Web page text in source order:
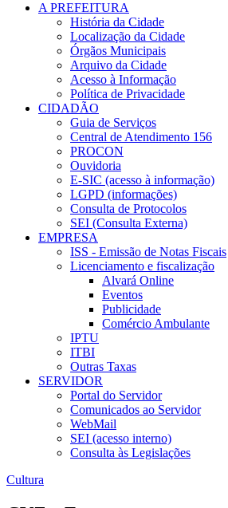
A PREFEITURA
História da Cidade
Localização da Cidade
Órgãos Municipais
Arquivo da Cidade
Acesso à Informação
Política de Privacidade
CIDADÃO
Guia de Serviços
Central de Atendimento 156
PROCON
Ouvidoria
E-SIC (acesso à informação)
LGPD (informações)
Consulta de Protocolos
SEI (Consulta Externa)
EMPRESA
ISS - Emissão de Notas Fiscais
Licenciamento e fiscalização
Alvará Online
Eventos
Publicidade
Comércio Ambulante
IPTU
ITBI
Outras Taxas
SERVIDOR
Portal do Servidor
Comunicados ao Servidor
WebMail
SEI (acesso interno)
Consulta às Legislações
Cultura